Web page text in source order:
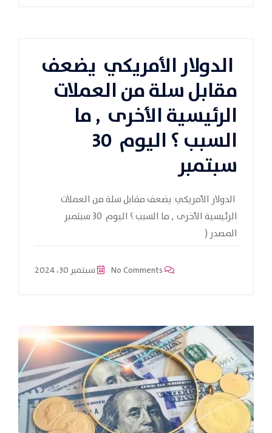
الدولار الأمريكي يضعف
مقابل سلة من العملات
الرئيسية الأخرى , ما
السبب ؟ اليوم 30
سبتمبر
الدولار الأمريكي يضعف مقابل سلة من العملات
الرئيسية الأخرى , ما السبب ؟ اليوم 30 سبتمبر
المصدر (
سبتمبر 30، 2024